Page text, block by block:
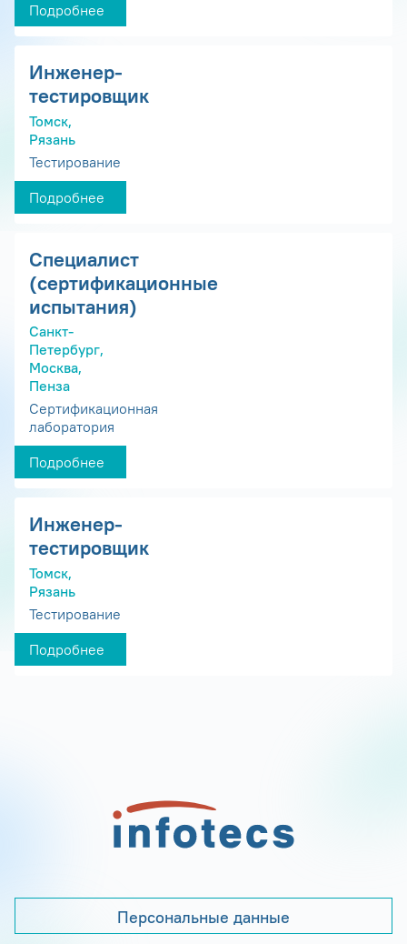
Подробнее
Инженер-
тестировщик
Томск,
Рязань
Тестирование
Подробнее
Специалист
(сертификационные
испытания)
Санкт-
Петербург,
Москва,
Пенза
Сертификационная
лаборатория
Подробнее
Инженер-
тестировщик
Томск,
Рязань
Тестирование
Подробнее
Персональные данные